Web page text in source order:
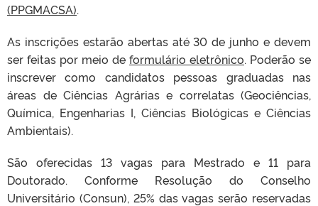
(PPGMACSA).
As inscrições estarão abertas até 30 de junho e devem
ser feitas por meio de formulário eletrônico. Poderão se
inscrever como candidatos pessoas graduadas nas
áreas de Ciências Agrárias e correlatas (Geociências,
Química, Engenharias I, Ciências Biológicas e Ciências
Ambientais).
São oferecidas 13 vagas para Mestrado e 11 para
Doutorado. Conforme Resolução do Conselho
Universitário (Consun), 25% das vagas serão reservadas